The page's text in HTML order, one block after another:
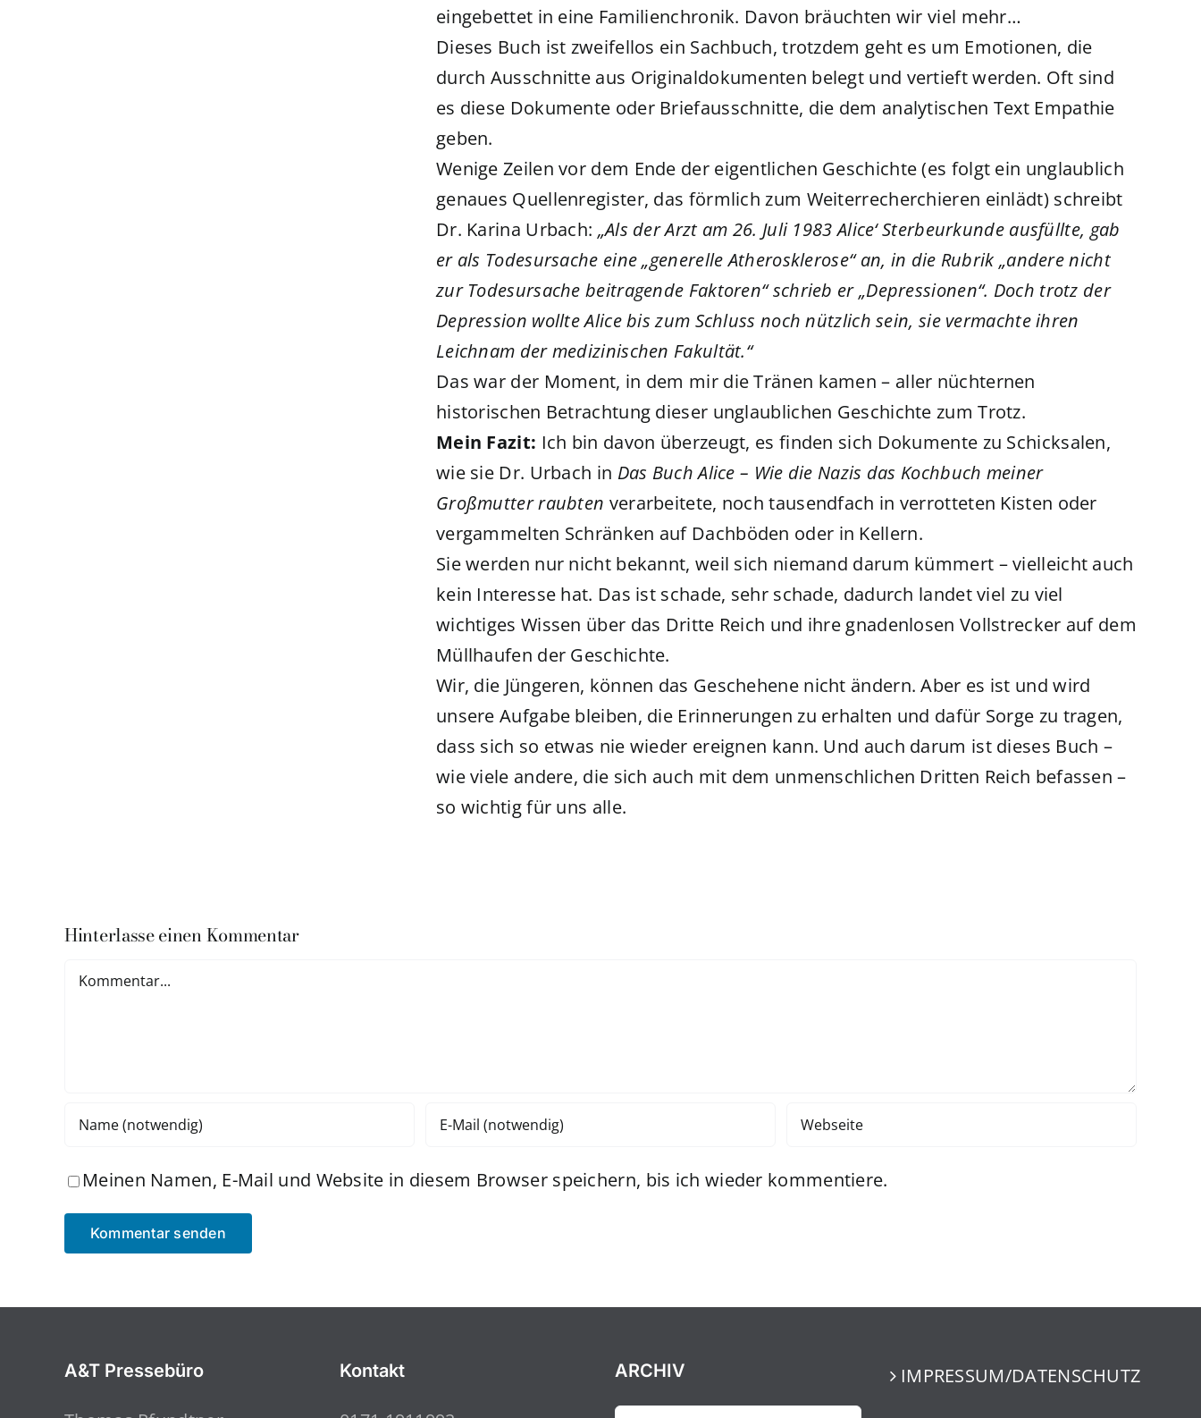
eingebettet in eine Familienchronik. Davon bräuchten wir viel mehr…
Dieses Buch ist zweifellos ein Sachbuch, trotzdem geht es um Emotionen, die
durch Ausschnitte aus Originaldokumenten belegt und vertieft werden. Oft sind
es diese Dokumente oder Briefausschnitte, die dem analytischen Text Empathie
geben.
Wenige Zeilen vor dem Ende der eigentlichen Geschichte (es folgt ein unglaublich
genaues Quellenregister, das förmlich zum Weiterrecherchieren einlädt) schreibt
Dr. Karina Urbach: „Als der Arzt am 26. Juli 1983 Alice‘ Sterbeurkunde ausfüllte, gab
er als Todesursache eine „generelle Atherosklerose“ an, in die Rubrik „andere nicht
zur Todesursache beitragende Faktoren“ schrieb er „Depressionen“. Doch trotz der
Depression wollte Alice bis zum Schluss noch nützlich sein, sie vermachte ihren
Leichnam der medizinischen Fakultät.“
Das war der Moment, in dem mir die Tränen kamen – aller nüchternen
historischen Betrachtung dieser unglaublichen Geschichte zum Trotz.
Mein Fazit: Ich bin davon überzeugt, es finden sich Dokumente zu Schicksalen,
wie sie Dr. Urbach in Das Buch Alice – Wie die Nazis das Kochbuch meiner
Großmutter raubten verarbeitete, noch tausendfach in verrotteten Kisten oder
vergammelten Schränken auf Dachböden oder in Kellern.
Sie werden nur nicht bekannt, weil sich niemand darum kümmert – vielleicht auch
kein Interesse hat. Das ist schade, sehr schade, dadurch landet viel zu viel
wichtiges Wissen über das Dritte Reich und ihre gnadenlosen Vollstrecker auf dem
Müllhaufen der Geschichte.
Wir, die Jüngeren, können das Geschehene nicht ändern. Aber es ist und wird
unsere Aufgabe bleiben, die Erinnerungen zu erhalten und dafür Sorge zu tragen,
dass sich so etwas nie wieder ereignen kann. Und auch darum ist dieses Buch –
wie viele andere, die sich auch mit dem unmenschlichen Dritten Reich befassen –
so wichtig für uns alle.
Hinterlasse einen Kommentar
Kommentar
Meinen Namen, E-Mail und Website in diesem Browser speichern, bis ich wieder kommentiere.
A&T Pressebüro Kontakt ARCHIV IMPRESSUM/DATENSCHUTZ